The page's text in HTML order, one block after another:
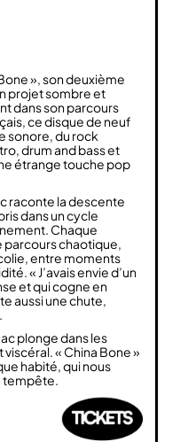
», son deuxième
projet sombre et
dans son parcours
ce disque de neuf
sonore, du rock
drum and bass et
étrange touche pop
raconte la descente
dans un cycle
Chaque
parcours chaotique,
entre moments
« J’avais envie d’un
et qui cogne en
aussi une chute,
plonge dans les
« China Bone »
habité, qui nous
tempête.